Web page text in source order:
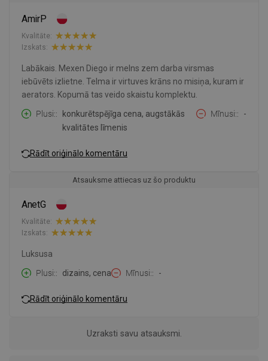
AmirP
Kvalitāte:
Izskats:
Labākais. Mexen Diego ir melns zem darba virsmas
iebūvēts izlietne. Telma ir virtuves krāns no misiņa, kuram ir
aerators. Kopumā tas veido skaistu komplektu.
Plusi:
konkurētspējīga cena, augstākās
kvalitātes līmenis
Mīnusi: -
Rādīt oriģinālo komentāru
Atsauksme attiecas uz šo produktu
AnetG
Kvalitāte:
Izskats:
Luksusa
Plusi:
dizains, cena Mīnusi: -
Rādīt oriģinālo komentāru
Uzraksti savu atsauksmi.